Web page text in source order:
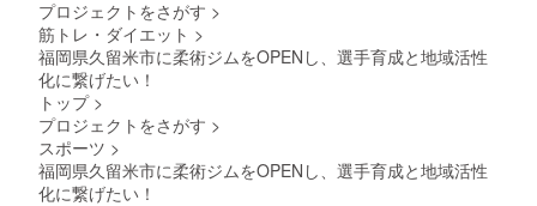
名、ロ
適切か
プロジェクトをさがす >
筋トレ・ダイエット >
福岡県久留米市に柔術ジムをOPENし、選手育成と地域活性
化に繋げたい！
トップ >
プロジェクトをさがす >
スポーツ >
福岡県久留米市に柔術ジムをOPENし、選手育成と地域活性
化に繋げたい！